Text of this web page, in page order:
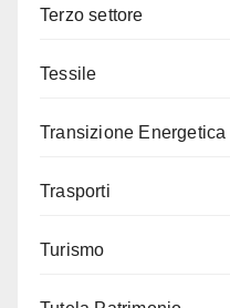
Terzo settore
Tessile
Transizione Energetica
Trasporti
Turismo